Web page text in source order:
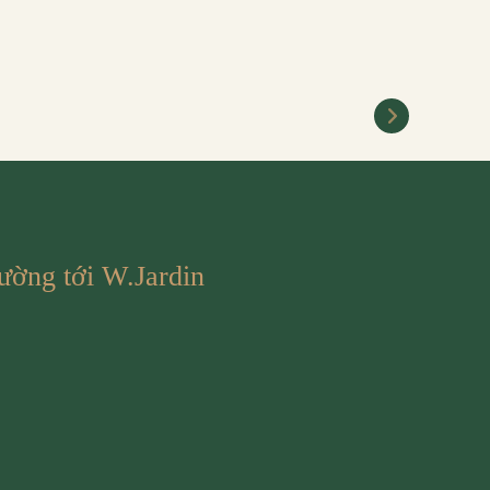
tới W.Jardin